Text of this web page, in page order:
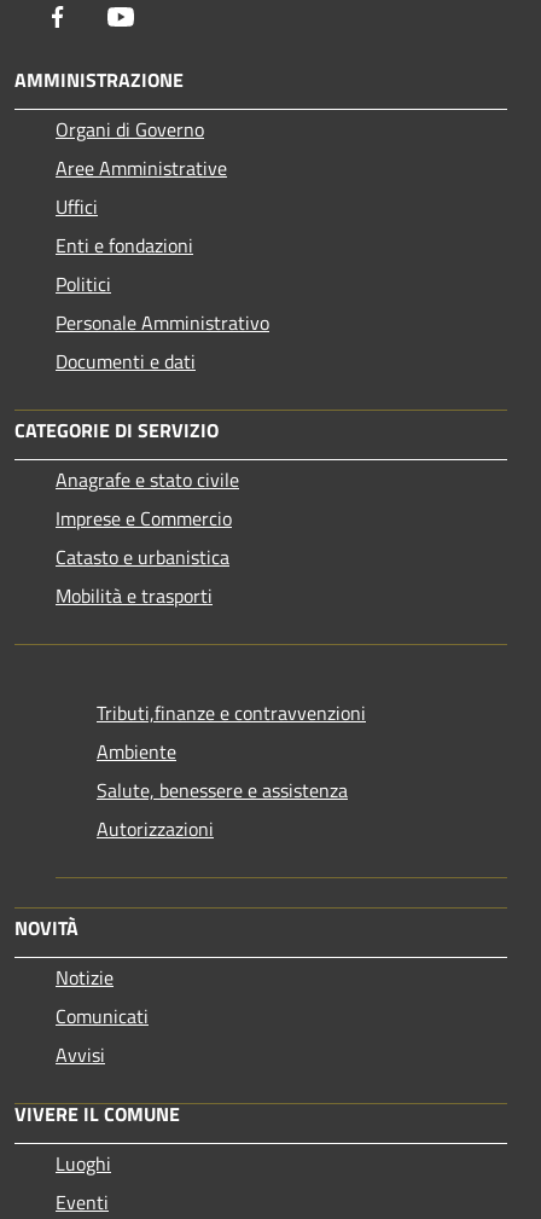
Facebook
AMMINISTRAZIONE
Organi di Governo
Aree Amministrative
Uffici
Enti e fondazioni
Politici
Personale Amministrativo
Documenti e dati
CATEGORIE DI SERVIZIO
Anagrafe e stato civile
Imprese e Commercio
Catasto e urbanistica
Mobilità e trasporti
Tributi,finanze e contravvenzioni
Ambiente
Salute, benessere e assistenza
Autorizzazioni
NOVITÀ
Notizie
Comunicati
Avvisi
VIVERE IL COMUNE
Luoghi
Eventi